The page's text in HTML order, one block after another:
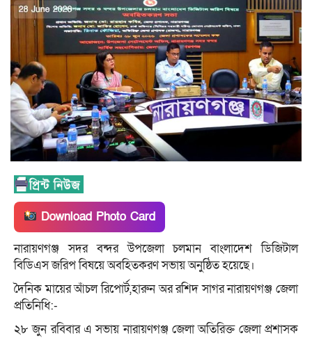
Download Photo Card
নারায়ণগঞ্জ সদর বন্দর উপজেলা চলমান বাংলাদেশ ডিজিটাল
বিডিএস জরিপ বিষয়ে অবহিতকরণ সভায় অনুষ্ঠিত হয়েছে।
দৈনিক মায়ের আঁচল রিপোর্ট,হারুন অর রশিদ সাগর নারায়ণগঞ্জ জেলা
প্রতিনিধি:-
২৮ জুন রবিবার এ সভায় নারায়ণগঞ্জ জেলা অতিরিক্ত জেলা প্রশাসক